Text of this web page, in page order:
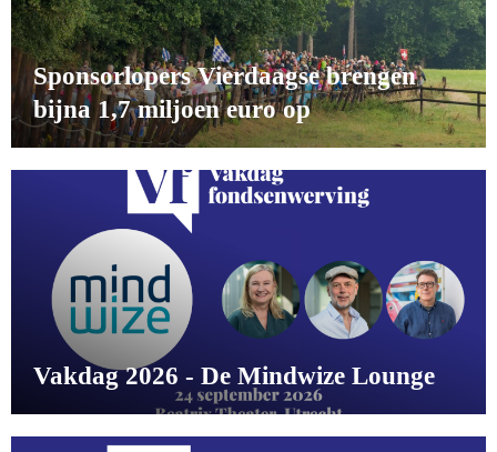
Sponsorlopers Vierdaagse brengen
bijna 1,7 miljoen euro op
Vakdag 2026 - De Mindwize Lounge